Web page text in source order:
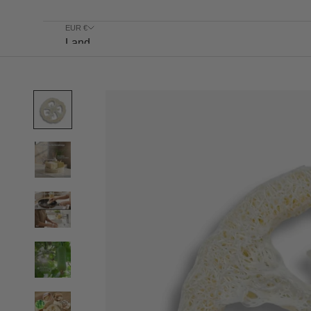
EUR €
Land
(EUR €)
Frankreich
(EUR €)
(EUR €)
(EUR €)